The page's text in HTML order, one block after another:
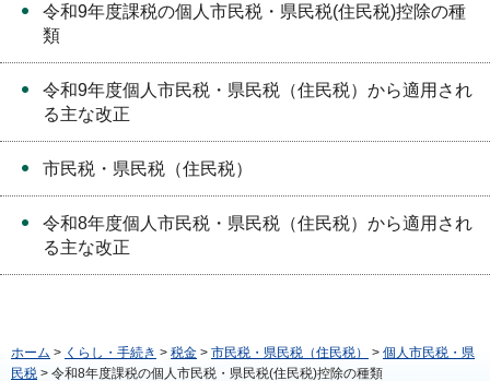
令和9年度課税の個人市民税・県民税(住民税)控除の種
類
令和9年度個人市民税・県民税（住民税）から適用され
る主な改正
市民税・県民税（住民税）
令和8年度個人市民税・県民税（住民税）から適用され
る主な改正
ホーム > くらし・手続き > 税金 > 市民税・県民税（住民税） > 個人市民税・県
民税 > 令和8年度課税の個人市民税・県民税(住民税)控除の種類